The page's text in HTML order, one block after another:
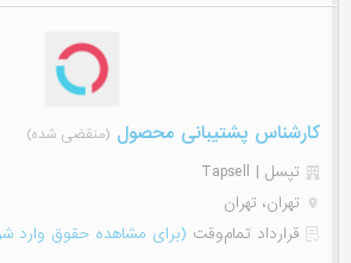
کارشناس پشتیبانی محصول (منقضی شده)
تپسل | Tapsell
تهران، تهران
قرارداد تمام‌وقت (برای مشاهده حقوق وارد